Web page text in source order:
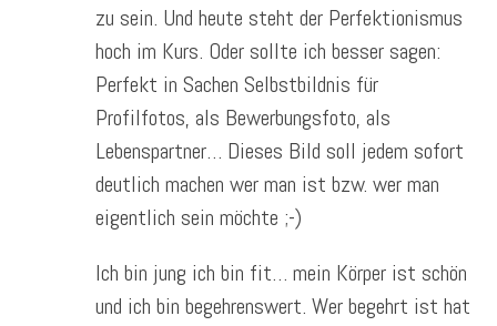
zu sein. Und heute steht der Perfektionismus
hoch im Kurs. Oder sollte ich besser sagen:
Perfekt in Sachen Selbstbildnis für
Profilfotos, als Bewerbungsfoto, als
Lebenspartner… Dieses Bild soll jedem sofort
deutlich machen wer man ist bzw. wer man
eigentlich sein möchte ;-)
Ich bin jung ich bin fit… mein Körper ist schön
und ich bin begehrenswert. Wer begehrt ist hat